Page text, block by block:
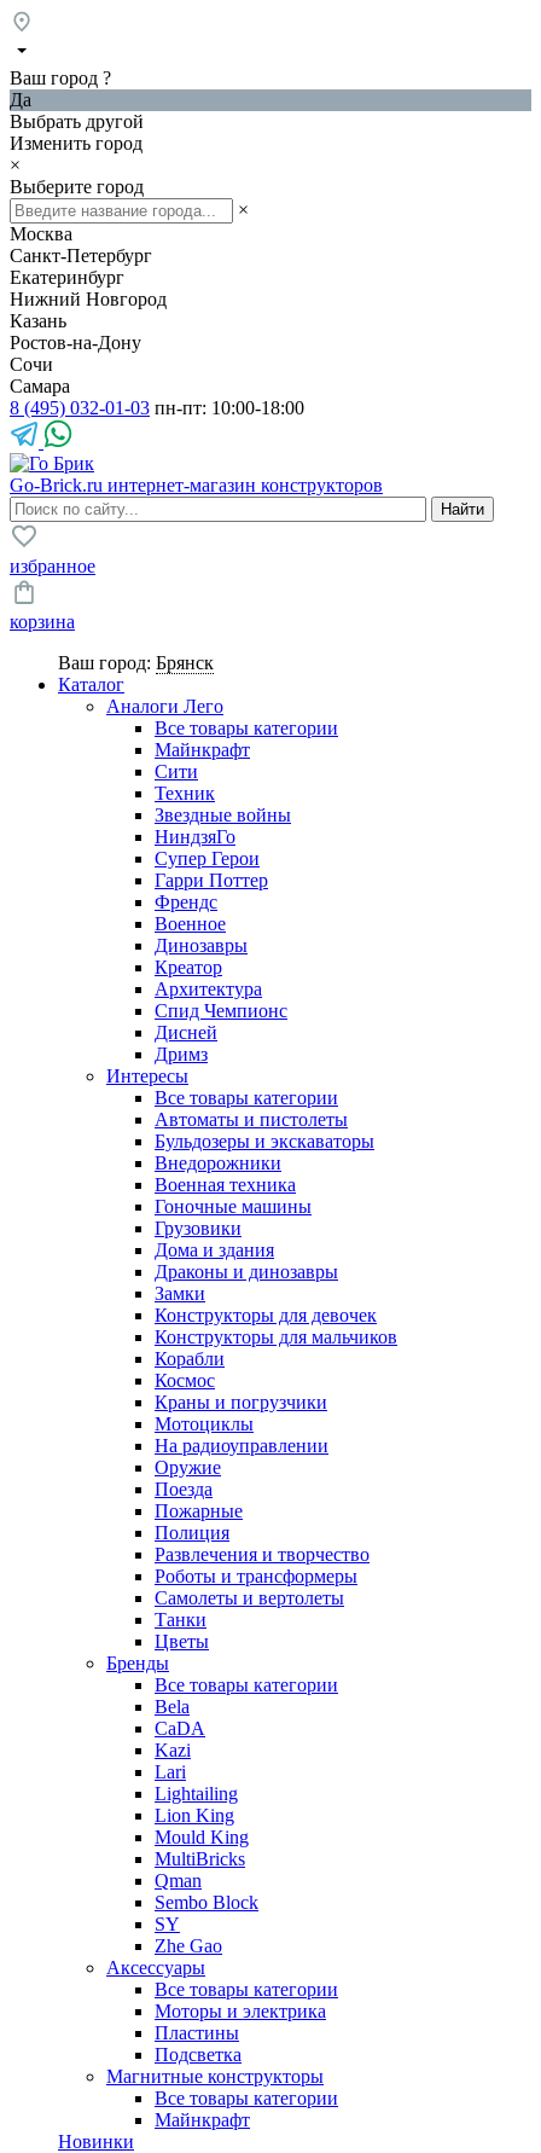
Ваш город ?
Да
Выбрать другой
Изменить город
×
Выберите город
×
Москва
Санкт-Петербург
Екатеринбург
Нижний Новгород
Казань
Ростов-на-Дону
Сочи
Самара
8 (495) 032-01-03 пн-пт: 10:00-18:00
Go-Brick.ru интернет-магазин конструкторов
избранное
корзина
Ваш город: Брянск
Каталог
Аналоги Лего
Все товары категории
Майнкрафт
Сити
Техник
Звездные войны
НиндзяГо
Супер Герои
Гарри Поттер
Френдс
Военное
Динозавры
Креатор
Архитектура
Спид Чемпионс
Дисней
Дримз
Интересы
Все товары категории
Автоматы и пистолеты
Бульдозеры и экскаваторы
Внедорожники
Военная техника
Гоночные машины
Грузовики
Дома и здания
Драконы и динозавры
Замки
Конструкторы для девочек
Конструкторы для мальчиков
Корабли
Космос
Краны и погрузчики
Мотоциклы
На радиоуправлении
Оружие
Поезда
Пожарные
Полиция
Развлечения и творчество
Роботы и трансформеры
Самолеты и вертолеты
Танки
Цветы
Бренды
Все товары категории
Bela
CaDA
Kazi
Lari
Lightailing
Lion King
Mould King
MultiBricks
Qman
Sembo Block
SY
Zhe Gao
Аксессуары
Все товары категории
Моторы и электрика
Пластины
Подсветка
Магнитные конструкторы
Все товары категории
Майнкрафт
Новинки